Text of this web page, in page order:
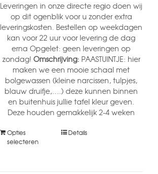
Leveringen in onze directe regio doen wij
op dit ogenblik voor u zonder extra
leveringskosten. Bestellen op weekdagen
kan voor 22 uur voor levering de dag
erna Opgelet: geen leveringen op
zondag! Omschrijving: PAASTUINTJE: hier
maken we een mooie schaal met
bolgewassen (kleine narcissen, tulpjes,
blauw druifje,….) deze kunnen binnen
en buitenhuis jullie tafel kleur geven.
Deze houden gemakkelijk 2-4 weken
Opties
selecteren
Details